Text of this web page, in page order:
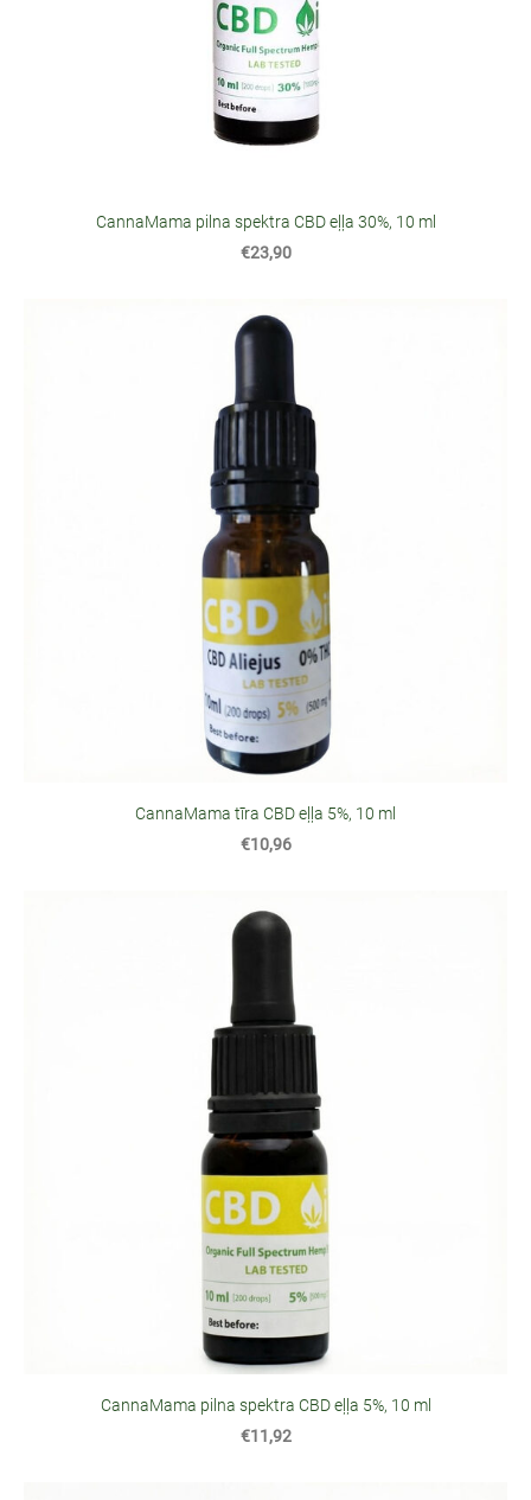
CannaMama pilna spektra CBD eļļa 30%, 10 ml
€23,90
CannaMama tīra CBD eļļa 5%, 10 ml
€10,96
CannaMama pilna spektra CBD eļļa 5%, 10 ml
€11,92